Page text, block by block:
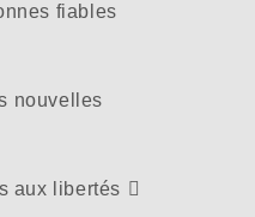
fiables
nouvelles
aux libertés